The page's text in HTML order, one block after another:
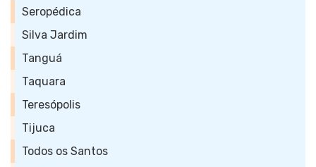
Seropédica
Silva Jardim
Tanguá
Taquara
Teresópolis
Tijuca
Todos os Santos